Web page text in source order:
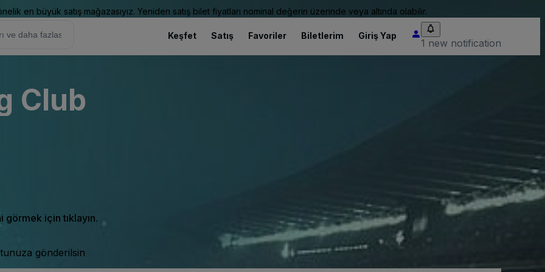
en büyük satış mağazasıyız. Yeniden satış bilet fiyatları nominal değerin üzerinde veya altında olabilir.
Keşfet Satış Favoriler Biletlerim Giriş Yap
1 new notification
Club
için tıklayın.
gönderilsin